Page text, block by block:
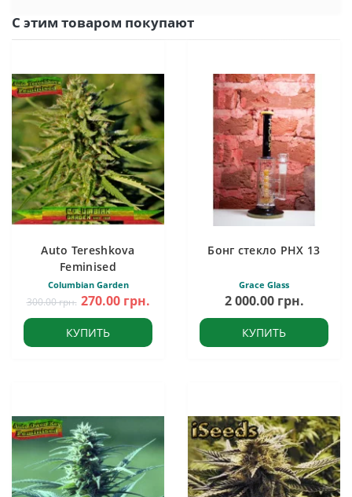
С этим товаром покупают
Auto Tereshkova
Feminised
Columbian Garden
300.00 грн. 270.00 грн.
КУПИТЬ
Бонг стекло PHX 13
Grace Glass
2 000.00 грн.
КУПИТЬ